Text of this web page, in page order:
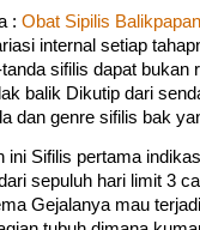
: Obat Sipilis Balikpapan
internal setiap
sifilis dapat bukan
balik Dikutip dari
dan genre sifilis bak
ini Sifilis pertama
sepuluh hari limit 3
Gejalanya mau